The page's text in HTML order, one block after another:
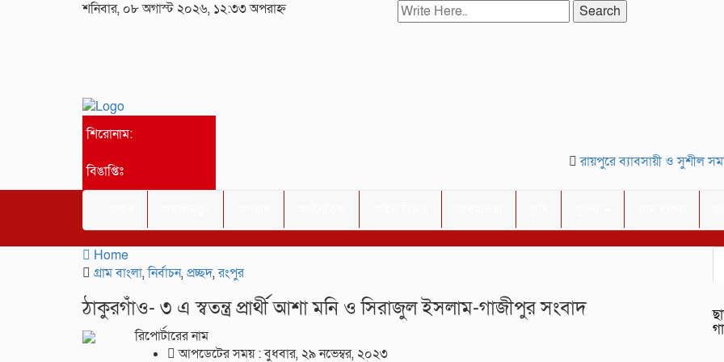
শনিবার, ০৮ অগাস্ট ২০২৬, ১২:৩৩ অপরাহ্ন Search
শিরোনাম:
বিঙাপ্তিঃ
রায়পুরে ব্যাবসায়ী ও সুশীল
Home
গ্রাম বাংলা,নির্বাচন,প্রচ্ছদ,রংপুর
ঠাকুরগাঁও- ৩ এ স্বতন্ত্র প্রার্থী আশা মনি ও সিরাজুল ইসলাম-গাজীপুর সংবাদ
রিপোর্টারের নাম
আপডেটের সময় : বুধবার, ২৯ নভেম্বর, ২০২৩